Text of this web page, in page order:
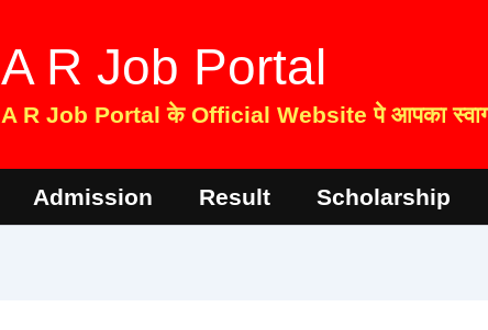
A R Job Portal
A R Job Portal के Official Website पे आपका
Admission Result Scholarship